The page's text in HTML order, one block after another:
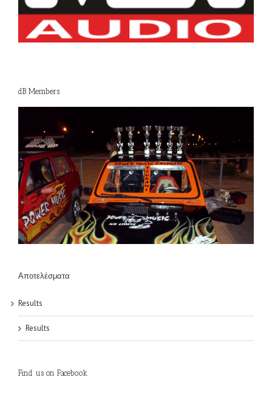
dB Members
Αποτελέσματα
Results
Results
Find us on Facebook